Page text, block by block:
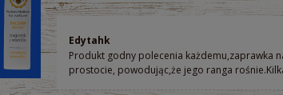
Edytahk
Produkt godny polecenia każdemu,zaprawka
prostocie, powodując,że jego ranga